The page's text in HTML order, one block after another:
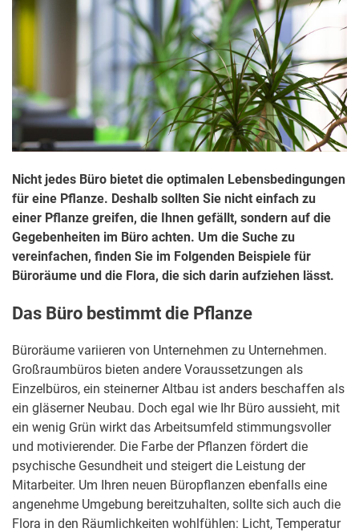
Nicht jedes Büro bietet die optimalen Lebensbedingungen
für eine Pflanze. Deshalb sollten Sie nicht einfach zu
einer Pflanze greifen, die Ihnen gefällt, sondern auf die
Gegebenheiten im Büro achten. Um die Suche zu
vereinfachen, finden Sie im Folgenden Beispiele für
Büroräume und die Flora, die sich darin aufziehen lässt.
Das Büro bestimmt die Pflanze
Büroräume variieren von Unternehmen zu Unternehmen.
Großraumbüros bieten andere Voraussetzungen als
Einzelbüros, ein steinerner Altbau ist anders beschaffen als
ein gläserner Neubau. Doch egal wie Ihr Büro aussieht, mit
ein wenig Grün wirkt das Arbeitsumfeld stimmungsvoller
und motivierender. Die Farbe der Pflanzen fördert die
psychische Gesundheit und steigert die Leistung der
Mitarbeiter. Um Ihren neuen Büropflanzen ebenfalls eine
angenehme Umgebung bereitzuhalten, sollte sich auch die
Flora in den Räumlichkeiten wohlfühlen: Licht, Temperatur